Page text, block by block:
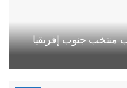
منتخب جنوب إفريقيا